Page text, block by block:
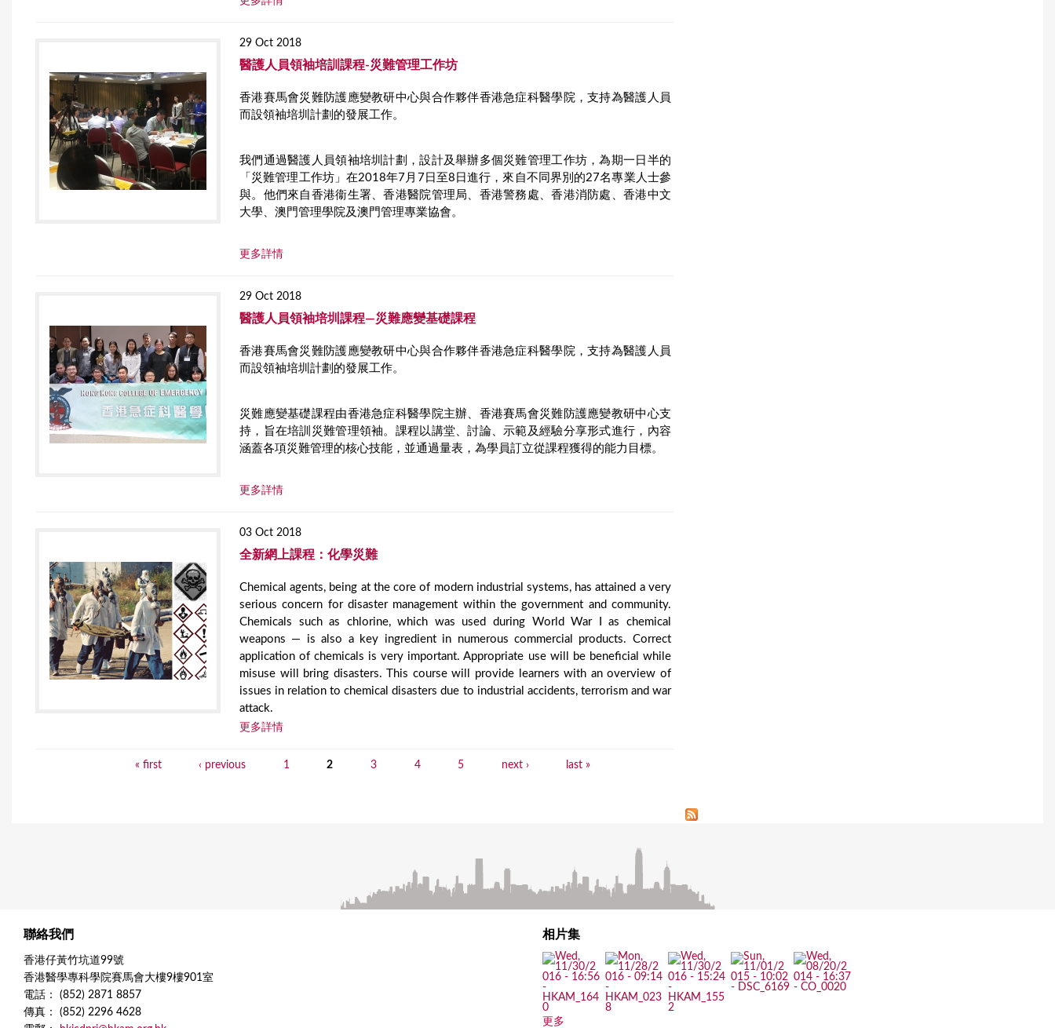
29 Oct 2018
醫護人員領袖培訓課程-災難管理工作坊
香港賽馬會災難防護應變教研中心與合作夥伴香港急症科醫學院，支持為醫護人員
而設領袖培圳計劃的發展工作。
我們通過醫護人員領袖培圳計劃，設計及舉辦多個災難管理工作坊，為期一日半的
「災難管理工作坊」在2018年7月7日至8日進行，來自不同界別的27名專業人士參
與。他們來自香港衞生署、香港醫院管理局、香港警務處、香港消防處、香港中文
大學、澳門管理學院及澳門管理專業協會。
更多詳情
29 Oct 2018
醫護人員領袖培圳課程—災難應變基礎課程
香港賽馬會災難防護應變教研中心與合作夥伴香港急症科醫學院，支持為醫護人員
而設領袖培圳計劃的發展工作。
災難應變基礎課程由香港急症科醫學院主辦、香港賽馬會災難防護應變教研中心支
持，旨在培訓災難管理領袖。課程以講堂、討論、示範及經驗分享形式進行，內容
涵蓋各項災難管理的核心技能，並通過量表，為學員訂立從課程獲得的能力目標。
更多詳情
03 Oct 2018
全新網上課程：化學災難
Chemical agents, being at the core of modern industrial systems, has attained a very
serious concern for disaster management within the government and community.
Chemicals such as chlorine, which was used during World War I as chemical
weapons — is also a key ingredient in numerous commercial products. Correct
application of chemicals is very important. Appropriate use will be beneficial while
misuse will bring disasters. This course will provide learners with an overview of
issues in relation to chemical disasters due to industrial accidents, terrorism and war
attack.
更多詳情
« first ‹ previous 1 2 3 4 5 next › last »
聯絡我們
香港仔黃竹坑道99號
香港醫學專科學院賽馬會大樓9樓901室
電話： (852) 2871 8857
傳真： (852) 2296 4628
相片集
更多